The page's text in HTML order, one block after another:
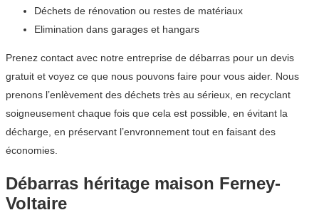
Déchets de rénovation ou restes de matériaux
Elimination dans garages et hangars
Prenez contact avec notre entreprise de débarras pour un devis
gratuit et voyez ce que nous pouvons faire pour vous aider. Nous
prenons l’enlèvement des déchets très au sérieux, en recyclant
soigneusement chaque fois que cela est possible, en évitant la
décharge, en préservant l’envronnement tout en faisant des
économies.
Débarras héritage maison Ferney-
Voltaire